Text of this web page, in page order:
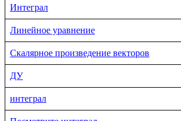
Интеграл
Линейное уравнение
Скалярное произведение векторов
ДУ
интеграл